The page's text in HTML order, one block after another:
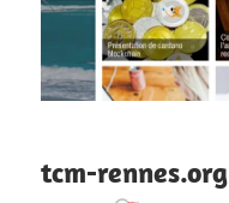
tcm-rennes.org